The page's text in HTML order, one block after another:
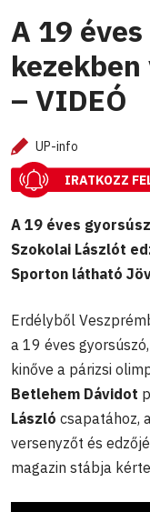
A 19
– VIDEÓ
UP-info
IRATKOZZ
A 19 éves
Szokolai Lászlót
Sporton látható
Erdélyből
a 19 éves gyorsúszó,
kinőve a párizsi
Betlehem Dávidot
László csapatához,
versenyzőt és
magazin stábja